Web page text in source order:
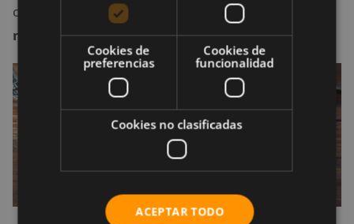
carbohidratos o lactosa; el
aislado de suero es la
mejor opciónpara ti.
Cookies de
preferencias
Cookies de
funcionalidad
Cookies no clasificadas
ACEPTAR TODO